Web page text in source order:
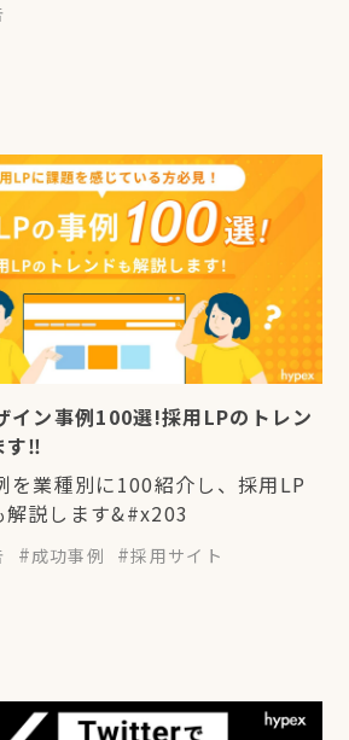
イン事例100選!採用LPのトレン
す‼︎
を業種別に100紹介し、採用LP
解説します&#x203
成功事例
採用サイト